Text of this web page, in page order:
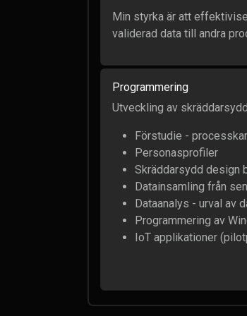
Min styrka är att
validerad data till andra
Programmering
Utveckling av
Förstudie -
Personasprofiler
Skräddarsydd design
Datainsamling från
Dataanalys - urval av
Programmering av
IoT applikationer